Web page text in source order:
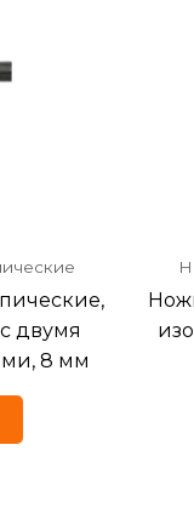
двумя
8 мм